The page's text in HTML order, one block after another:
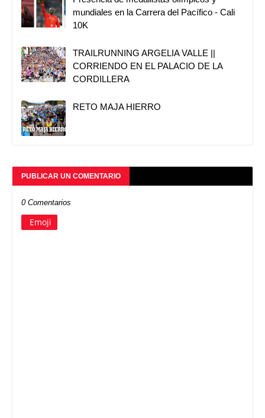
mundiales en la Carrera del Pacífico - Cali
10K
TRAILRUNNING ARGELIA VALLE ||
CORRIENDO EN EL PALACIO DE LA
CORDILLERA
RETO MAJA HIERRO
PUBLICAR UN COMENTARIO
0 Comentarios
Emoji